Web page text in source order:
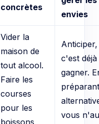
concrètes
envies
Vider la
maison de
tout alcool.
Faire les
courses
pour les
boissons
Anticiper,
c'est déjà
gagner.
vous